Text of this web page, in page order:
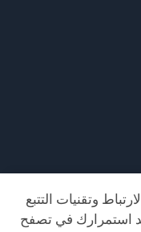
وتقنيات التتبع
استمرارك في تصفح